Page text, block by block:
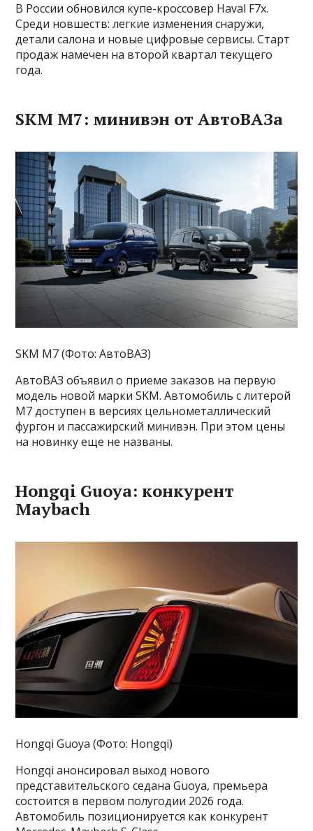
В России обновился купе-кроссовер Haval F7x.
Среди новшеств: легкие изменения снаружи,
детали салона и новые цифровые сервисы. Старт
продаж намечен на второй квартал текущего
года.
SKM M7: минивэн от АвтоВАЗа
SKM M7 (Фото: АвтоВАЗ)
АвтоВАЗ объявил о приеме заказов на первую
модель новой марки SKM. Автомобиль с литерой
M7 доступен в версиях цельнометаллический
фургон и пассажирский минивэн. При этом цены
на новинку еще не названы.
Hongqi Guoya: конкурент
Maybach
Hongqi Guoya (Фото: Hongqi)
Hongqi анонсировал выход нового
представительского седана Guoya, премьера
состоится в первом полугодии 2026 года.
Автомобиль позиционируется как конкурент